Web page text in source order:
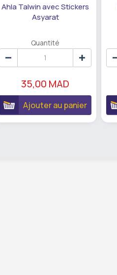
Ahla Talwin avec Stickers
Asyarat
Quantité
35,00 MAD
Ajouter au panier